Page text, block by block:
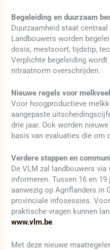
Begeleiding en duurzaam
Duurzaamheid staat
Landbouwers worden
dosis, mestsoort, tijdstip,
Verplichte begeleiding
nitraatnorm overschrijden.
Nieuwe regels voor
Voor hoogproductieve
aangepaste
drie jaar. Ook worden
basis van evaluaties die om
Verdere stappen en
De VLM zal landbouwers
informeren. Tussen 16 en
aanwezig op Agriflanders in
provinciale infosessies.
praktische vragen kunnen
www.vlm.be.
Met deze nieuwe